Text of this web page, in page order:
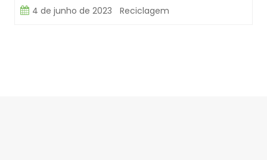
4 de junho de 2023 Reciclagem